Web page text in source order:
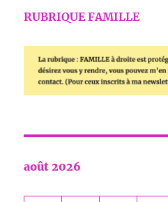
RUBRIQUE FAMILLE
août 2026